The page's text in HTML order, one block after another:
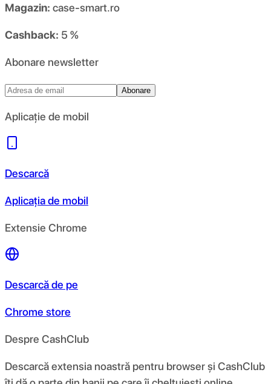
Magazin: case-smart.ro
Cashback: 5 %
Abonare newsletter
Abonare
Aplicație de mobil
Descarcă
Aplicația de mobil
Extensie Chrome
Descarcă de pe
Chrome store
Despre CashClub
Descarcă extensia noastră pentru browser și CashClub